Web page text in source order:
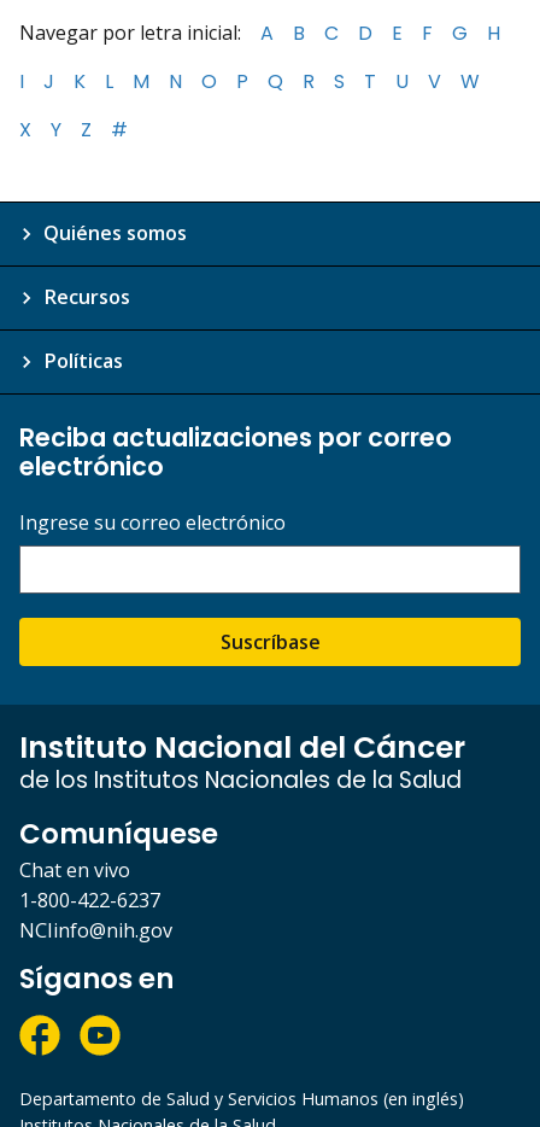
Navegar por letra inicial: A B C D E F G
H
I
J K L M N O P Q R S T U V
W
X
Y Z #
Quiénes somos
Recursos
Políticas
Reciba actualizaciones por correo
electrónico
Ingrese su correo electrónico
Suscríbase
Instituto Nacional del Cáncer
de los Institutos Nacionales de la Salud
Comuníquese
Chat en vivo
1-800-422-6237
NCIinfo@nih.gov
Síganos en
Departamento de Salud y Servicios Humanos (en inglés)